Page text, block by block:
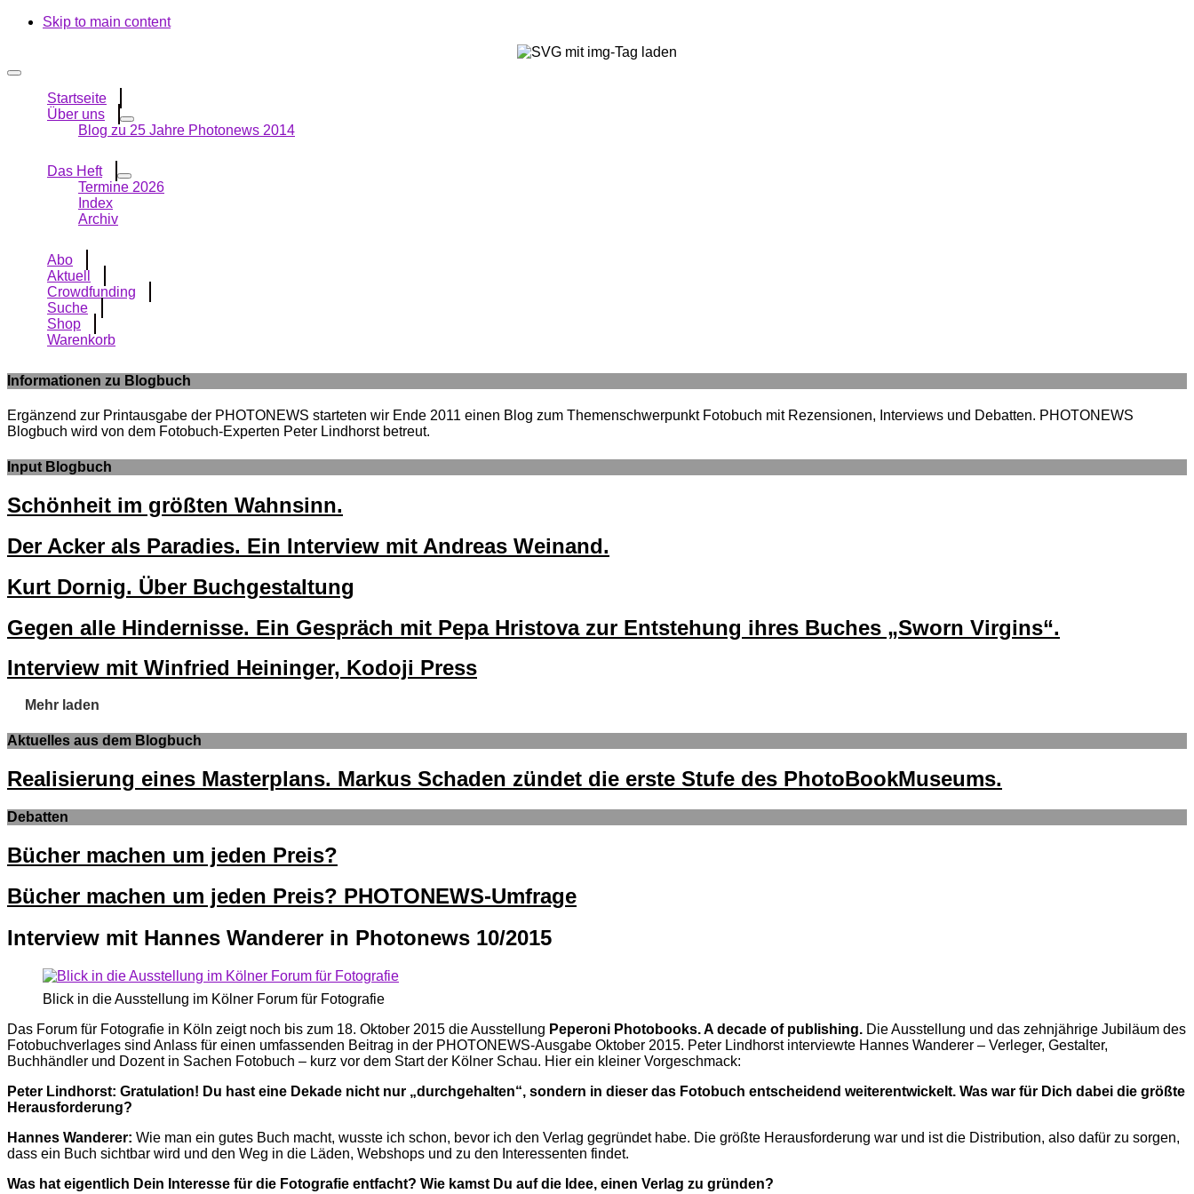
Skip to main content
Startseite
Über uns
Blog zu 25 Jahre Photonews 2014
Das Heft
Termine 2026
Index
Archiv
Abo
Aktuell
Crowdfunding
Suche
Shop
Warenkorb
Informationen zu Blogbuch
Ergänzend zur Printausgabe der PHOTONEWS starteten wir Ende 2011 einen Blog zum Themenschwerpunkt Fotobuch mit Rezensionen, Interviews und Debatten. PHOTONEWS
Blogbuch wird von dem Fotobuch-Experten Peter Lindhorst betreut.
Input Blogbuch
Schönheit im größten Wahnsinn.
Der Acker als Paradies. Ein Interview mit Andreas Weinand.
Kurt Dornig. Über Buchgestaltung
Gegen alle Hindernisse. Ein Gespräch mit Pepa Hristova zur Entstehung ihres Buches „Sworn Virgins“.
Interview mit Winfried Heininger, Kodoji Press
Mehr laden
Aktuelles aus dem Blogbuch
Realisierung eines Masterplans. Markus Schaden zündet die erste Stufe des PhotoBookMuseums.
Debatten
Bücher machen um jeden Preis?
Bücher machen um jeden Preis? PHOTONEWS-Umfrage
Interview mit Hannes Wanderer in Photonews 10/2015
Blick in die Ausstellung im Kölner Forum für Fotografie
Das Forum für Fotografie in Köln zeigt noch bis zum 18. Oktober 2015 die Ausstellung Peperoni Photobooks. A decade of publishing. Die Ausstellung und das zehnjährige Jubiläum des
Fotobuchverlages sind Anlass für einen umfassenden Beitrag in der PHOTONEWS-Ausgabe Oktober 2015. Peter Lindhorst interviewte Hannes Wanderer – Verleger, Gestalter,
Buchhändler und Dozent in Sachen Fotobuch – kurz vor dem Start der Kölner Schau. Hier ein kleiner Vorgeschmack:
Peter Lindhorst: Gratulation! Du hast eine Dekade nicht nur „durchgehalten“, sondern in dieser das Fotobuch entscheidend weiterentwickelt. Was war für Dich dabei die größte
Herausforderung?
Hannes Wanderer: Wie man ein gutes Buch macht, wusste ich schon, bevor ich den Verlag gegründet habe. Die größte Herausforderung war und ist die Distribution, also dafür zu sorgen,
dass ein Buch sichtbar wird und den Weg in die Läden, Webshops und zu den Interessenten findet.
Was hat eigentlich Dein Interesse für die Fotografie entfacht? Wie kamst Du auf die Idee, einen Verlag zu gründen?